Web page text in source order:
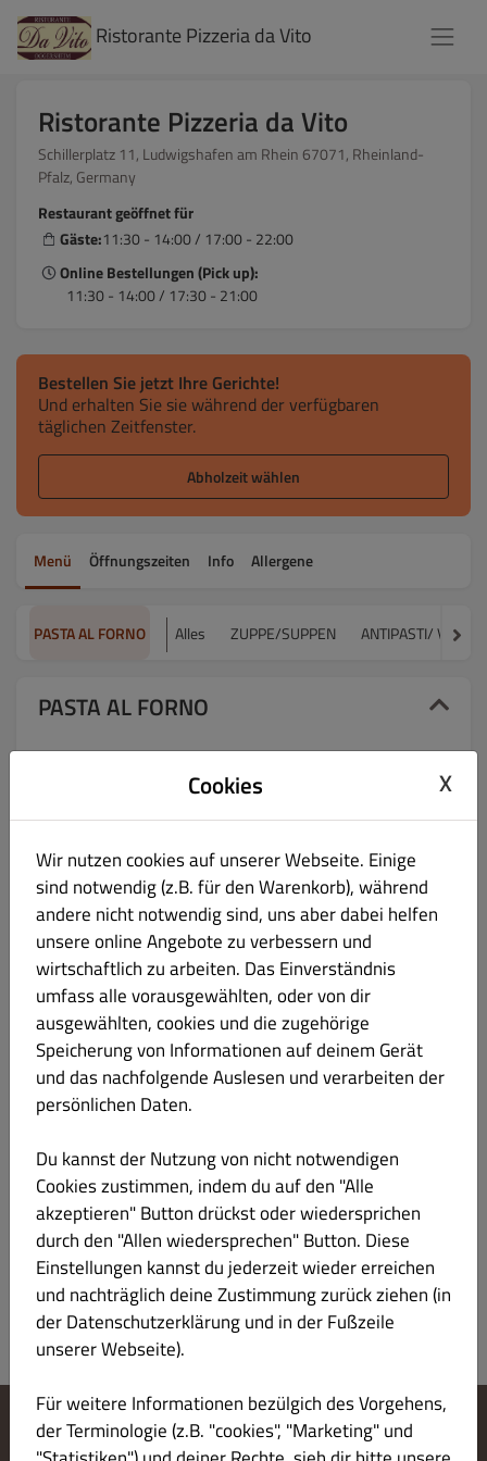
Ristorante Pizzeria da Vito
Ristorante Pizzeria da Vito
Schillerplatz 11, Ludwigshafen am Rhein 67071, Rheinland-
Pfalz, Germany
Restaurant geöffnet für
Gäste:11:30 - 14:00 / 17:00 - 22:00
Online Bestellungen (Pick up):
11:30 - 14:00 / 17:30 - 21:00
Bestellen Sie jetzt Ihre Gerichte!
Und erhalten Sie sie während der verfügbaren
täglichen Zeitfenster.
Abholzeit wählen
Menü Öffnungszeiten Info Allergene
PASTA AL FORNO Alles ZUPPE/SUPPEN ANTIPASTI/
PASTA AL FORNO
€ 12.50
mit Rindfleischsauce, überbacken
066 Combinazione Speciale
mit drei verschiedenen Teigwaren und
Rindfleischsauce, überbacken
mit Erbsen, Champignons und
Schinken, überbacken
Produktinformation
Cookie-Einstellungen ändern
Cookies X
Wir nutzen cookies auf unserer Webseite. Einige
sind notwendig (z.B. für den Warenkorb), während
andere nicht notwendig sind, uns aber dabei helfen
unsere online Angebote zu verbessern und
wirtschaftlich zu arbeiten. Das Einverständnis
umfass alle vorausgewählten, oder von dir
ausgewählten, cookies und die zugehörige
Speicherung von Informationen auf deinem Gerät
und das nachfolgende Auslesen und verarbeiten der
persönlichen Daten.
Du kannst der Nutzung von nicht notwendigen
Cookies zustimmen, indem du auf den "Alle
akzeptieren" Button drückst oder wiedersprichen
durch den "Allen wiedersprechen" Button. Diese
Einstellungen kannst du jederzeit wieder erreichen
und nachträglich deine Zustimmung zurück ziehen (in
der Datenschutzerklärung und in der Fußzeile
unserer Webseite).
Für weitere Informationen bezülgich des Vorgehens,
der Terminologie (z.B. "cookies", "Marketing" und